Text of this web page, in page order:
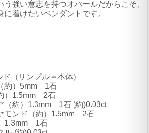
う強い意志を持つオパールだからこそ、
に着けたいペンダントです。
（サンプル＝本体）
約）5mm 1石
）1.5mm 2石
（約）1.3mm 1石 (約)0.03ct
モンド（約）1.5mm 2石
1.3mm 1石